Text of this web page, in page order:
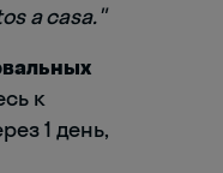
a casa."
к
1 день,